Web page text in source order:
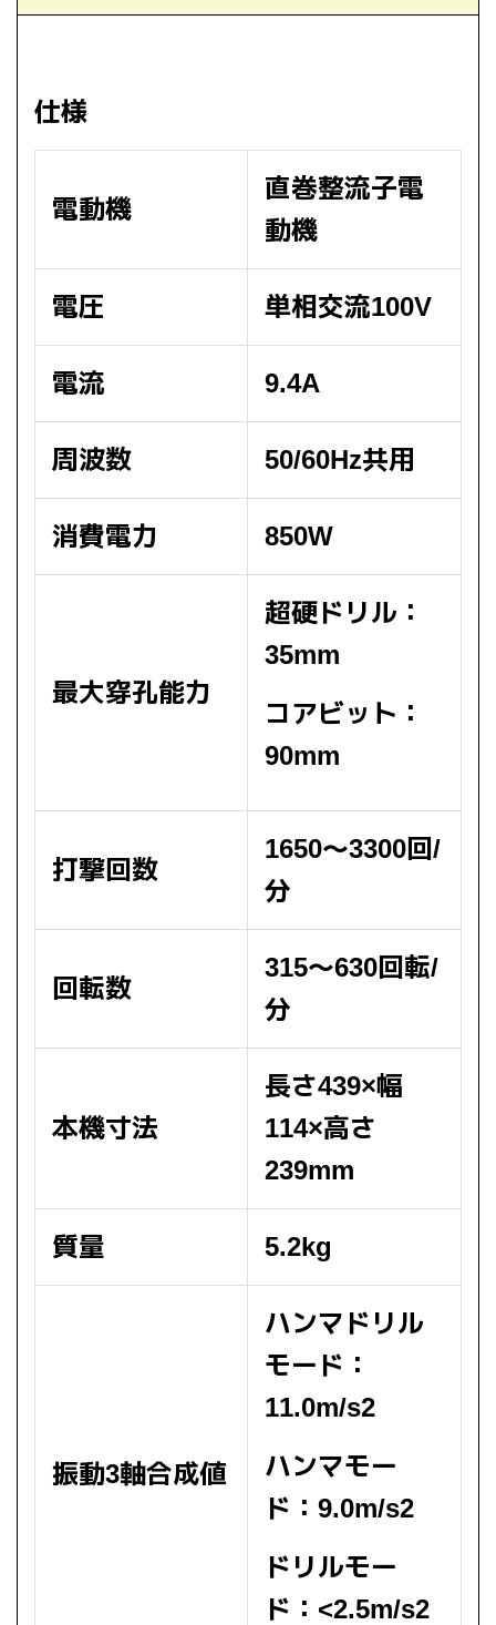
仕様
電動機
直巻整流子電
動機
電圧 単相交流100V
電流 9.4A
周波数 50/60Hz共用
消費電力 850W
最大穿孔能力
超硬ドリル：
35mm
コアビット：
90mm
打撃回数
1650～3300回/
分
回転数
315～630回転/
分
本機寸法
長さ439×幅
114×高さ
239mm
質量 5.2kg
振動3軸合成値
ハンマドリル
モード：
11.0m/s2
ハンマモー
ド：9.0m/s2
ドリルモー
ド：<2.5m/s2